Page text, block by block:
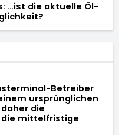
…ist die aktuelle Öl-
Betreiber
ursprünglichen
die
die mittelfristige